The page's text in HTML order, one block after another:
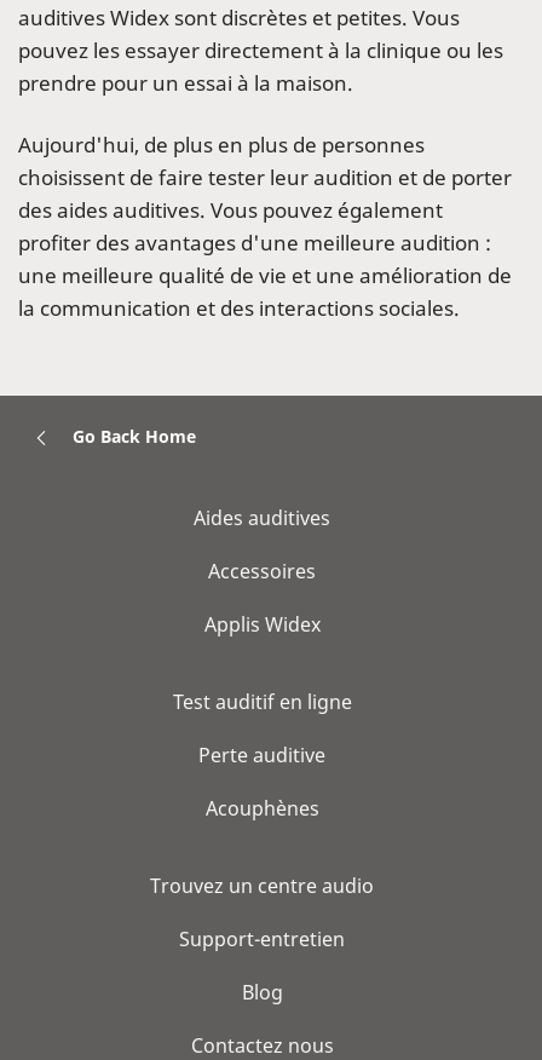
auditives Widex sont discrètes et petites. Vous
pouvez les essayer directement à la clinique ou les
prendre pour un essai à la maison.
Aujourd'hui, de plus en plus de personnes
choisissent de faire tester leur audition et de porter
des aides auditives. Vous pouvez également
profiter des avantages d'une meilleure audition :
une meilleure qualité de vie et une amélioration de
la communication et des interactions sociales.
Go Back Home
Aides auditives
Accessoires
Applis Widex
Test auditif en ligne
Perte auditive
Acouphènes
Trouvez un centre audio
Support-entretien
Blog
Contactez nous